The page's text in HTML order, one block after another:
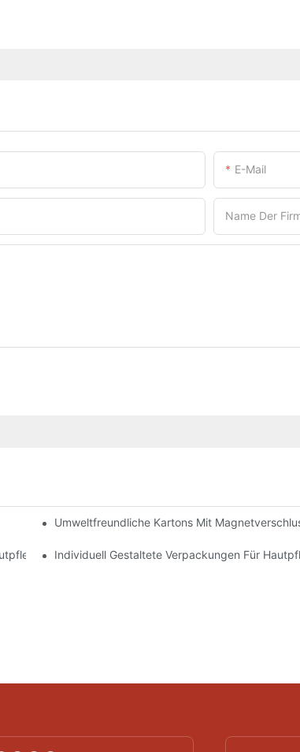
E-Mail
Name Der
Hochwertige Verpackungen Sind
Umweltfreundliche Kartons Mit
Individuell Gestaltete Verpackungen Für